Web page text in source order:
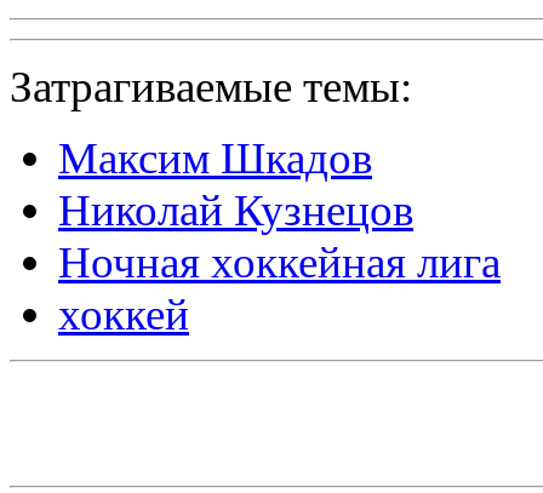
Затрагиваемые темы:
Максим Шкадов
Николай Кузнецов
Ночная хоккейная лига
хоккей